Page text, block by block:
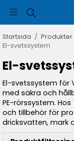
Startsida / Produkter
El-svetssystem
El-
El-svetssystem för
med säkra och
PE-rörssystem.
och tillbehör för
dricksvatten, mark